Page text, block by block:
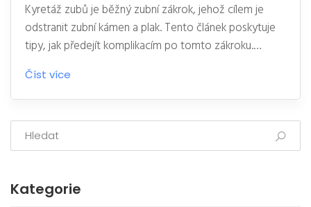
Kyretáž zubů je běžný zubní zákrok, jehož cílem je
odstranit zubní kámen a plak. Tento článek poskytuje
tipy, jak předejít komplikacím po tomto zákroku.
Naučte se, jak správně pečovat o ústní dutinu a co
dělat v případě problémů.
Číst více
Kategorie